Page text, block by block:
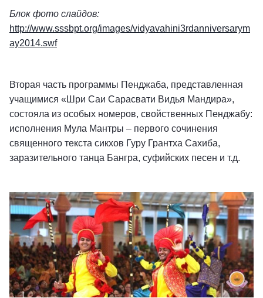
Блок фото слайдов:
http://www.sssbpt.org/images/vidyavahini3rdanniversarym
ay2014.swf
Вторая часть программы Пенджаба, представленная
учащимися «Шри Саи Сарасвати Видья Мандира»,
состояла из особых номеров, свойственных Пенджабу:
исполнения Мула Мантры – первого сочинения
священного текста сикхов Гуру Грантха Сахиба,
заразительного танца Бангра, суфийских песен и т.д.